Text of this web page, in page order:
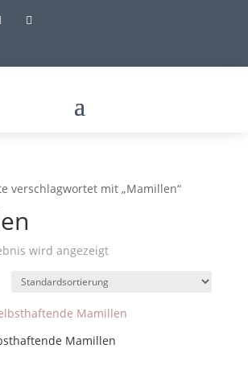

verschlagwortet mit „Mamillen“
wird angezeigt
Mamillen